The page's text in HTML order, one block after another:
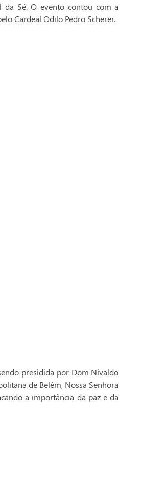
da Sé. O evento contou com a
Cardeal Odilo Pedro Scherer.
presidida por Dom Nivaldo
de Belém, Nossa Senhora
a importância da paz e da